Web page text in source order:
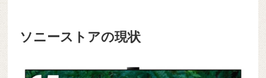
ソニーストアの現状